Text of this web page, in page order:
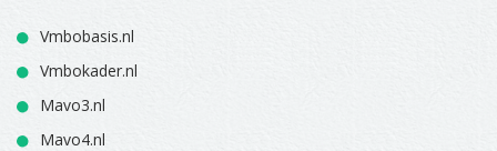
Vmbobasis.nl
Vmbokader.nl
Mavo3.nl
Mavo4.nl